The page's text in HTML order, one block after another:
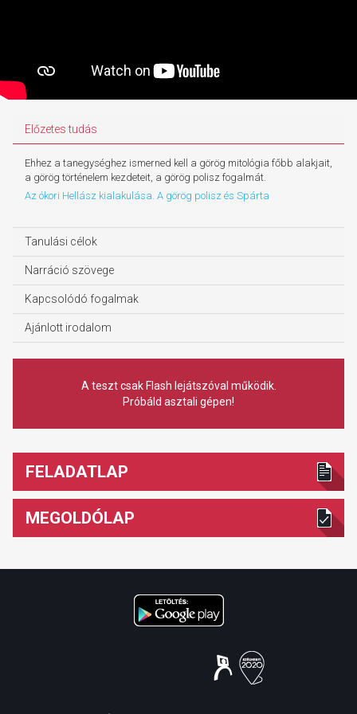
Előzetes tudás
Ehhez a tanegységhez ismerned kell a görög mitológia főbb alakjait,
a görög történelem kezdeteit, a görög polisz fogalmát.
Az ókori Hellász kialakulása. A görög polisz és Spárta
Tanulási célok
Narráció szövege
Kapcsolódó fogalmak
Ajánlott irodalom
A teszt csak Flash lejátszóval működik.
Próbáld asztali gépen!
FELADATLAP
MEGOLDÓLAP